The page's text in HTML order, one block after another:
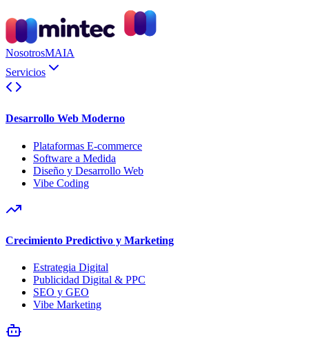
NosotrosMAIA
Servicios
Desarrollo Web Moderno
Plataformas E-commerce
Software a Medida
Diseño y Desarrollo Web
Vibe Coding
Crecimiento Predictivo y Marketing
Estrategia Digital
Publicidad Digital & PPC
SEO y GEO
Vibe Marketing